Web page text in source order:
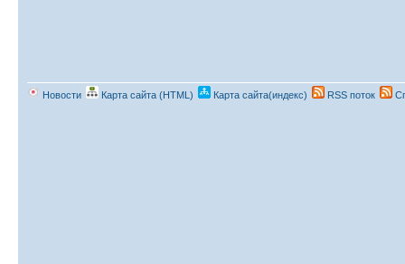
Новости Карта сайта (HTML) Карта сайта(индекс) RSS поток